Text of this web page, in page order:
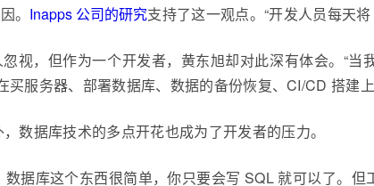
。 Inapps 公司的研究支持了这一观点。“开发人员每天
视，但作为一个开发者，黄东旭却对此深有体会。“
买服务器、部署数据库、数据的备份恢复、CI/CD 搭建
数据库技术的多点开花也成为了开发者的压力。
据库这个东西很简单，你只要会写 SQL 就可以了。